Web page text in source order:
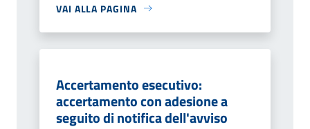
VAI ALLA PAGINA
Accertamento esecutivo:
accertamento con adesione a
seguito di notifica dell'avviso